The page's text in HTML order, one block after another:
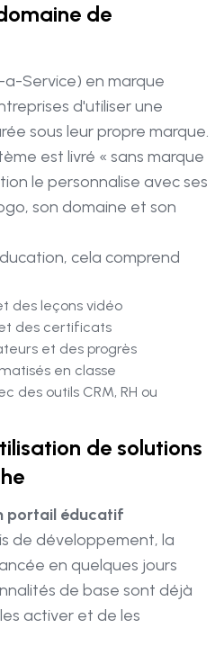
de
Service) en marque
d'utiliser une
sous leur propre marque.
est livré « sans marque
le personnalise avec ses
son domaine et son
cela comprend
des leçons vidéo
des certificats
et des progrès
en classe
des outils CRM, RH ou
de solutions
portail éducatif
de développement, la
en quelques jours
de base sont déjà
activer et de les